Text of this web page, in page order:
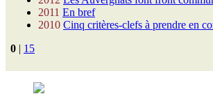
2011 En bref
2010 Cinq critères-clefs à prendre en
0 | 15